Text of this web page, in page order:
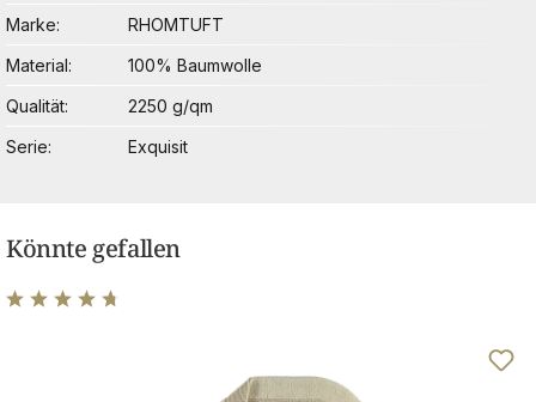
Marke
RHOMTUFT
Material
100% Baumwolle
Qualität
2250 g/qm
Serie
Exquisit
Könnte gefallen